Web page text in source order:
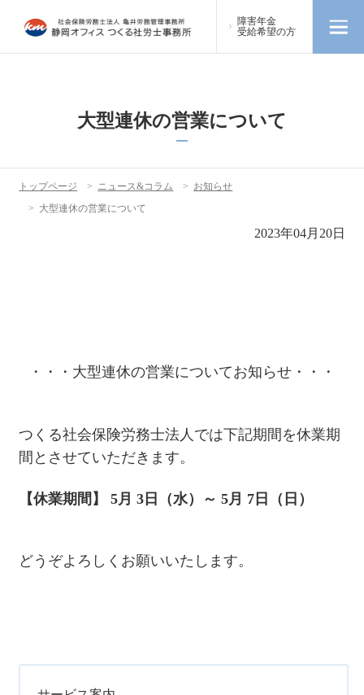
障害年金
受給希望の方
大型連休の営業について
トップページ > ニュース&コラム > お知らせ
> 大型連休の営業について
2023年04月20日
・・・大型連休の営業についてお知らせ・・・
つくる社会保険労務士法人では下記期間を休業期
間とさせていただきます。
【休業期間】 5月 3日（水）～ 5月 7日（日）
どうぞよろしくお願いいたします。